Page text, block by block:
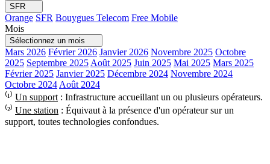
SFR
Orange SFR Bouygues Telecom Free Mobile
Mois
Sélectionnez un mois
Mars 2026 Février 2026 Janvier 2026 Novembre 2025 Octobre
2025 Septembre 2025 Août 2025 Juin 2025 Mai 2025 Mars 2025
Février 2025 Janvier 2025 Décembre 2024 Novembre 2024
Octobre 2024 Août 2024
⁽¹⁾ Un support : Infrastructure accueillant un ou plusieurs opérateurs.
⁽²⁾ Une station : Équivaut à la présence d'un opérateur sur un
support, toutes technologies confondues.